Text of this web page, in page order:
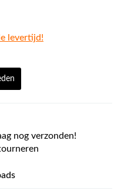
levertijd!
nog verzonden!